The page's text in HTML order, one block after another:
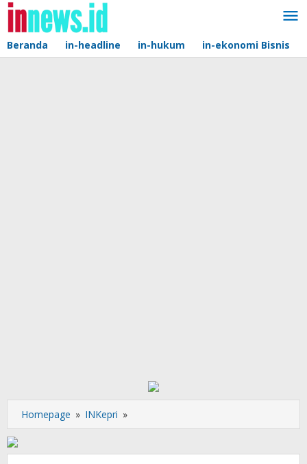
Lewati
konten
Beranda in-headline in-hukum in-ekonomi Bisnis
Homepage » INKepri »
Putusan
Jumaga